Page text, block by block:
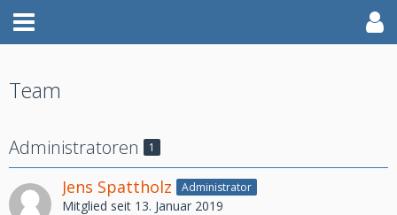
Team
Administratoren 1
Jens Spattholz Administrator
Mitglied seit 13. Januar 2019